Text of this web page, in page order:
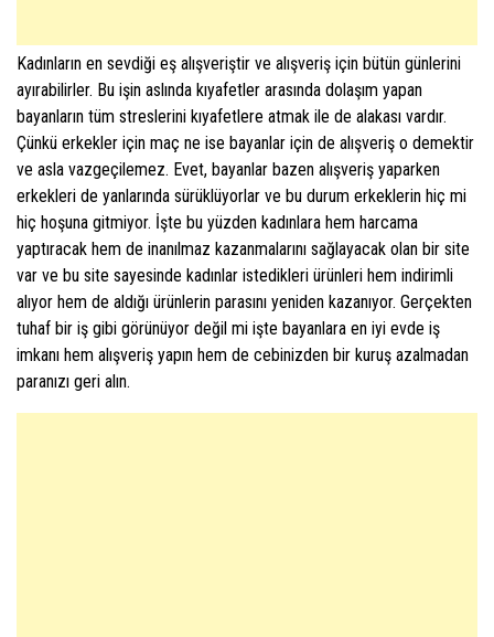
Kadınların en sevdiği eş alışveriştir ve alışveriş için bütün günlerini
ayırabilirler. Bu işin aslında kıyafetler arasında dolaşım yapan
bayanların tüm streslerini kıyafetlere atmak ile de alakası vardır.
Çünkü erkekler için maç ne ise bayanlar için de alışveriş o demektir
ve asla vazgeçilemez. Evet, bayanlar bazen alışveriş yaparken
erkekleri de yanlarında sürüklüyorlar ve bu durum erkeklerin hiç mi
hiç hoşuna gitmiyor. İşte bu yüzden kadınlara hem harcama
yaptıracak hem de inanılmaz kazanmalarını sağlayacak olan bir site
var ve bu site sayesinde kadınlar istedikleri ürünleri hem indirimli
alıyor hem de aldığı ürünlerin parasını yeniden kazanıyor. Gerçekten
tuhaf bir iş gibi görünüyor değil mi işte bayanlara en iyi evde iş
imkanı hem alışveriş yapın hem de cebinizden bir kuruş azalmadan
paranızı geri alın.